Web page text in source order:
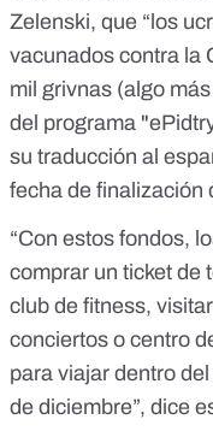
Zelenski, que “los
vacunados contra la
mil grivnas (algo
del programa
su traducción al
fecha de finalización
“Con estos fondos,
comprar un ticket de
club de fitness,
conciertos o centro
para viajar dentro
de diciembre”, dice